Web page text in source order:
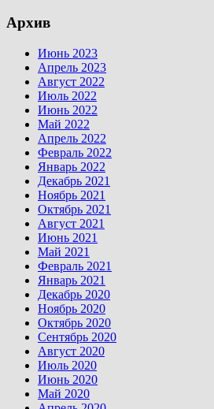
Архив
Июнь 2023
Апрель 2023
Август 2022
Июль 2022
Июнь 2022
Май 2022
Апрель 2022
Февраль 2022
Январь 2022
Декабрь 2021
Ноябрь 2021
Октябрь 2021
Август 2021
Июнь 2021
Май 2021
Февраль 2021
Январь 2021
Декабрь 2020
Ноябрь 2020
Октябрь 2020
Сентябрь 2020
Август 2020
Июль 2020
Июнь 2020
Май 2020